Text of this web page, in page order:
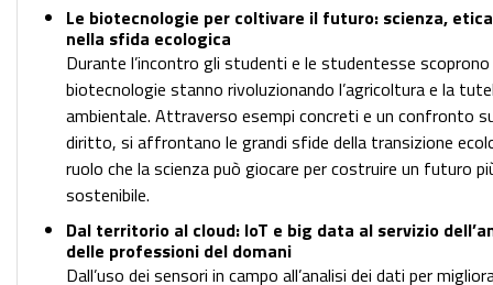
Le biotecnologie per coltivare il futuro: scienza,
nella sfida ecologica
Durante l’incontro gli studenti e le studentesse
biotecnologie stanno rivoluzionando l’agricoltura e la
ambientale. Attraverso esempi concreti e un confronto
diritto, si affrontano le grandi sfide della transizione
ruolo che la scienza può giocare per costruire un futuro
sostenibile.
Dal territorio al cloud: IoT e big data al servizio
delle professioni del domani
Dall’uso dei sensori in campo all’analisi dei dati per